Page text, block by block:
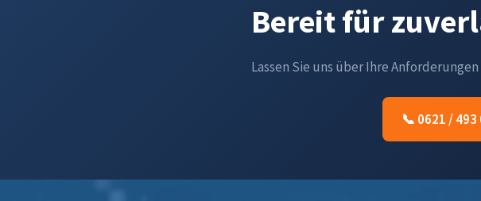
Bereit für
Lassen Sie uns über Ihre
📞 0621 / 493